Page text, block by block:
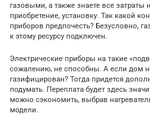
газовыми, а также знаете все затраты
приобретение, установку. Так какой
приборов предпочесть? Безусловно,
к этому ресурсу подключен.
Электрические приборы на такие
сожалению, не способны. А если дом
газифицирован? Тогда придется
подумать. Переплата будет здесь
можно сэкономить, выбрав
модели.